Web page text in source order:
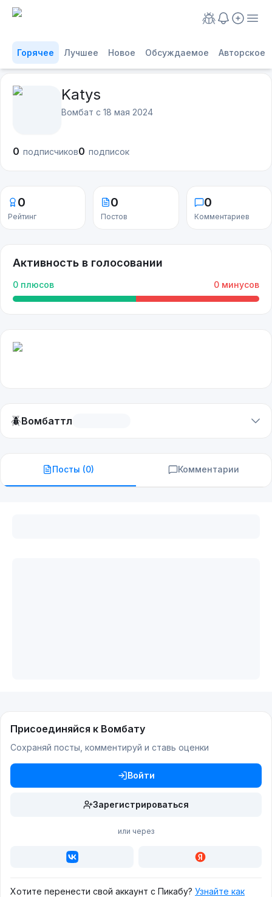
Горячее Лучшее Новое Обсуждаемое Авторское
Katys
Вомбат с 18 мая 2024
0 подписчиков0 подписок
0
Рейтинг
0
Постов
0
Комментариев
Активность в голосовании
0 плюсов 0 минусов
🪲Вомбаттл
Посты (0) Комментарии
Присоединяйся к Вомбату
Сохраняй посты, комментируй и ставь оценки
Войти
Зарегистрироваться
или через
Хотите перенести свой аккаунт с Пикабу? Узнайте как